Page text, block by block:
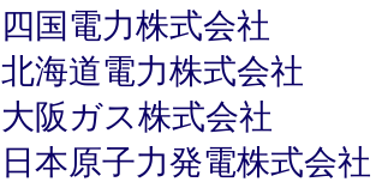
四国電力株式会社
北海道電力株式会社
大阪ガス株式会社
日本原子力発電株式会